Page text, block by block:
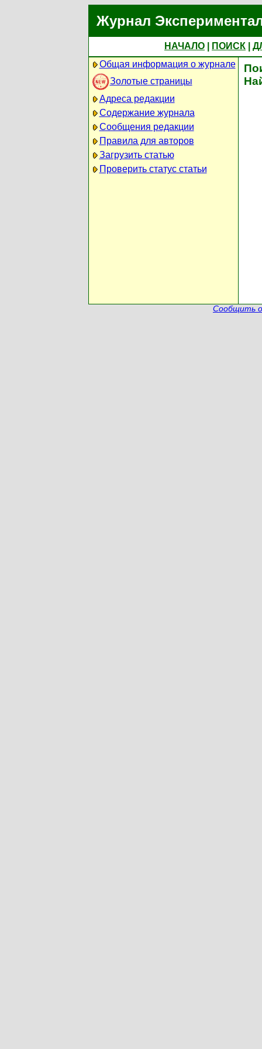
Журнал
НАЧАЛО ПОИСК
Общая информация о журнале
Золотые страницы
Адреса редакции
Содержание журнала
Сообщения редакции
Правила для авторов
Загрузить статью
Проверить статус статьи
Сообщить о